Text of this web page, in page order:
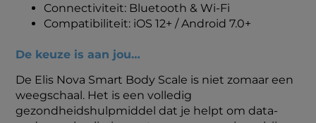
Connectiviteit: Bluetooth & Wi-Fi
Compatibiliteit: iOS 12+ / Android 7.0+
De keuze is aan jou…
De Elis Nova Smart Body Scale is niet zomaar een
weegschaal. Het is een volledig
gezondheidshulpmiddel dat je helpt om data-